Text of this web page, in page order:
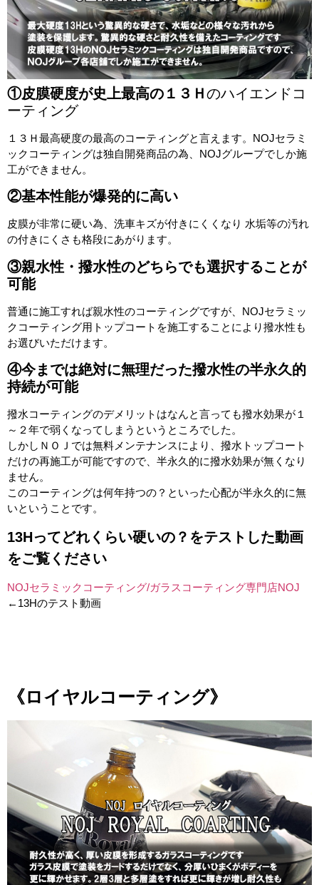
①皮膜硬度が史上最高の１３Ｈのハイエンドコ
ーティング
１３Ｈ最高硬度の最高のコーティングと言えます。NOJセラミ
ックコーティングは独自開発商品の為、NOJグループでしか施
工ができません。
②基本性能が爆発的に高い
皮膜が非常に硬い為、洗車キズが付きにくくなり 水垢等の汚れ
の付きにくさも格段にあがります。
③親水性・撥水性のどちらでも選択することが
可能
普通に施工すれば親水性のコーティングですが、NOJセラミッ
クコーティング用トップコートを施工することにより撥水性も
お選びいただけます。
④今までは絶対に無理だった撥水性の半永久的
持続が可能
撥水コーティングのデメリットはなんと言っても撥水効果が１
～２年で弱くなってしまうというところでした。
しかしＮＯＪでは無料メンテナンスにより、撥水トップコート
だけの再施工が可能ですので、半永久的に撥水効果が無くなり
ません。
このコーティングは何年持つの？といった心配が半永久的に無
いということです。
13Hってどれくらい硬いの？をテストした動画
をご覧ください
NOJセラミックコーティング/ガラスコーティング専門店NOJ
←13Hのテスト動画
《ロイヤルコーティング》